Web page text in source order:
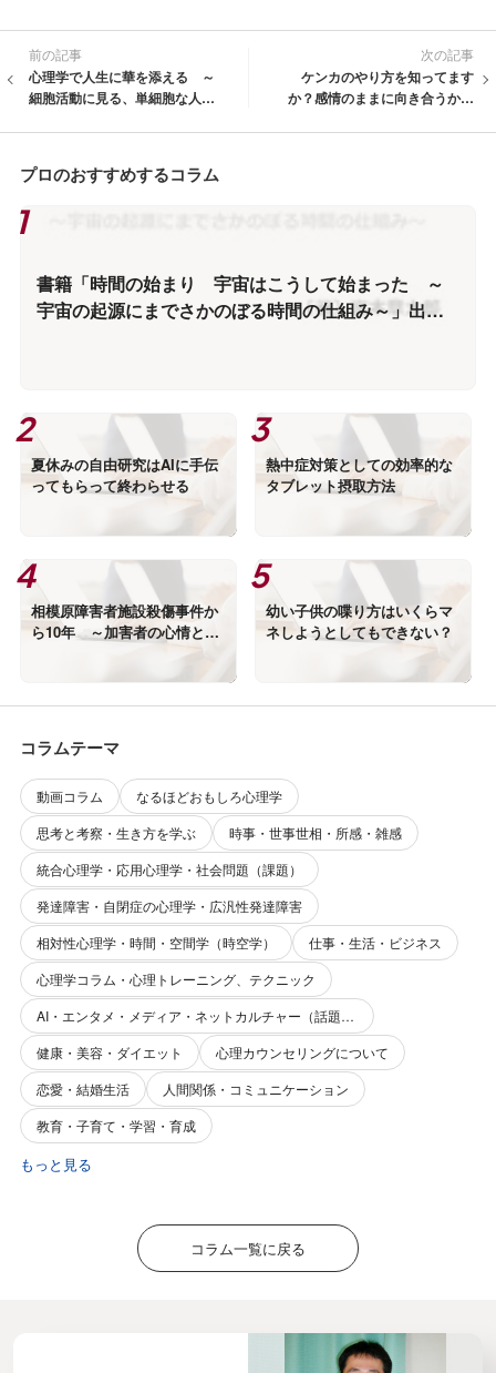
前の記事
心理学で人生に華を添える ～
細胞活動に見る、単細胞な人と
次の記事
ケンカのやり方を知ってます
か？感情のままに向き合うから
プロのおすすめするコラム
書籍「時間の始まり 宇宙はこうして始まった ～
宇宙の起源にまでさかのぼる時間の仕組み～」出版
夏休みの自由研究はAIに手伝
ってもらって終わらせる
熱中症対策としての効率的な
タブレット摂取方法
相模原障害者施設殺傷事件か
ら10年 ～加害者の心情と優
幼い子供の喋り方はいくらマ
ネしようとしてもできない？
コラムテーマ
動画コラム
なるほどおもしろ心理学
思考と考察・生き方を学ぶ
時事・世事世相・所感・雑感
統合心理学・応用心理学・社会問題（課題）
発達障害・自閉症の心理学・広汎性発達障害
相対性心理学・時間・空間学（時空学）
仕事・生活・ビジネス
心理学コラム・心理トレーニング、テクニック
AI・エンタメ・メディア・ネットカルチャー（話題性・関心事）
健康・美容・ダイエット
心理カウンセリングについて
恋愛・結婚生活
人間関係・コミュニケーション
教育・子育て・学習・育成
もっと見る
コラム一覧に戻る